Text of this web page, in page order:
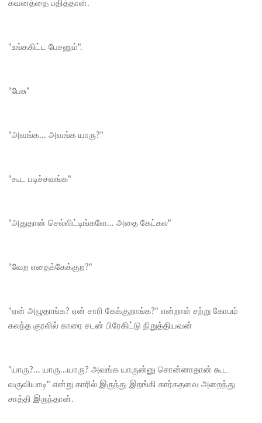
கவனத்தை பதித்தான்.
"உங்ககிட்ட பேசனும்".
"பேசு"
"அவங்க... அவங்க யாரு?"
"கூட படிச்சவங்க"
"அதுதான் செல்லிட்டிங்களே... அதை கேட்கல"
"வேற எதைக்கேக்குற?"
"ஏன் அழுதாங்க? ஏன் சாரி கேக்குறாங்க?" என்றாள் சற்று கோபம்
கலந்த குரலில் காரை சடன் பிரேகிட்டு நிறுத்தியவன்
"யாரு?... யாரு...யாரு? அவங்க யாருன்னு சொன்னாதான் கூட
வருவியாடி" என்று காரில் இருந்து இறங்கி கார்கதவை அறைந்து
சாத்தி இருந்தான்.